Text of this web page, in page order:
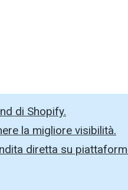
di Shopify.
la migliore visibilità.
diretta su